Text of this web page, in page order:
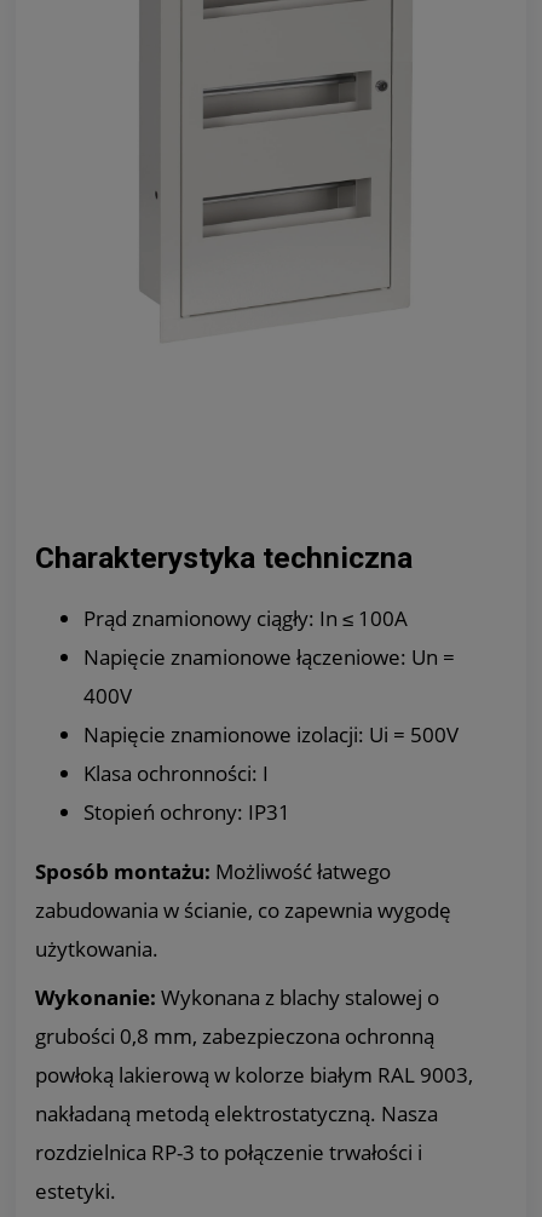
Charakterystyka techniczna
Prąd znamionowy ciągły: In ≤ 100A
Napięcie znamionowe łączeniowe: Un =
400V
Napięcie znamionowe izolacji: Ui = 500V
Klasa ochronności: I
Stopień ochrony: IP31
Sposób montażu: Możliwość łatwego
zabudowania w ścianie, co zapewnia wygodę
użytkowania.
Wykonanie: Wykonana z blachy stalowej o
grubości 0,8 mm, zabezpieczona ochronną
powłoką lakierową w kolorze białym RAL 9003,
nakładaną metodą elektrostatyczną. Nasza
rozdzielnica RP-3 to połączenie trwałości i
estetyki.